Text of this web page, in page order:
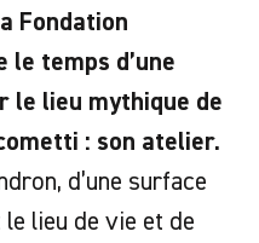
Fondation
le temps d’une
le lieu mythique de
: son atelier.
d’une surface
lieu de vie et de